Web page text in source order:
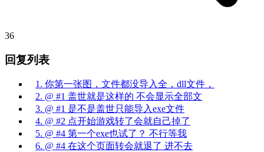
36
回复列表
1. 你第一张图，文件都没导入全，dll文件，
2. @ #1 盖世就是这样的 不会显示全部文
3. @ #1 是不是盖世只能导入exe文件
4. @ #2 点开始游戏转了会就自己掉了
5. @ #4 第一个exe也试了？ 不行等我
6. @ #4 在这个页面转会就退了 进不去